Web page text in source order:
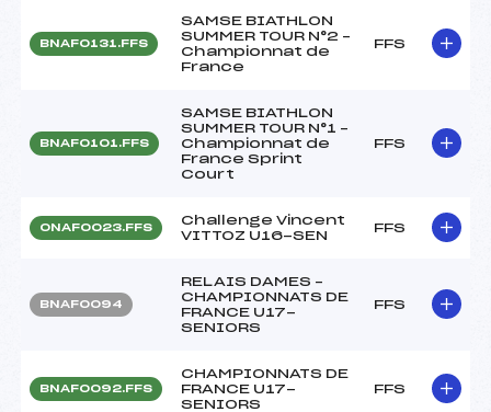
BNAF0131.FFS
SAMSE BIATHLON
SUMMER TOUR N°2 –
Championnat de
France
FFS
BNAF0101.FFS
SAMSE BIATHLON
SUMMER TOUR N°1 –
Championnat de
France Sprint
Court
FFS
ONAF0023.FFS
Challenge Vincent
VITTOZ U16-SEN
FFS
BNAF0094
RELAIS DAMES –
CHAMPIONNATS DE
FRANCE U17-
SENIORS
FFS
BNAF0092.FFS
CHAMPIONNATS DE
FRANCE U17-
SENIORS
FFS